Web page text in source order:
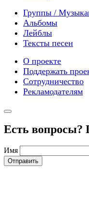
Группы /
Альбомы
Лейблы
Тексты песен
О проекте
Поддержать
Сотрудничество
Рекламодателям
Есть
Имя